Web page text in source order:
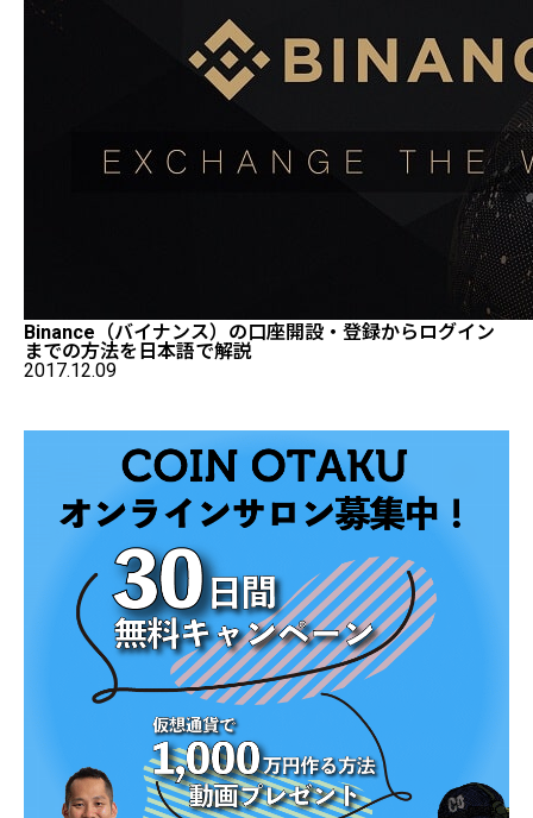
Binance（バイナンス）の口座開設・登録からログイン
までの方法を日本語で解説
2017.12.09